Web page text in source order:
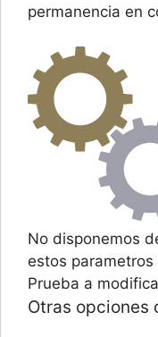
permanencia en
No disponemos
estos parametros
Prueba a
Otras opciones